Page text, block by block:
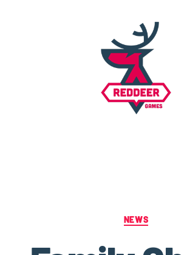
NEWS